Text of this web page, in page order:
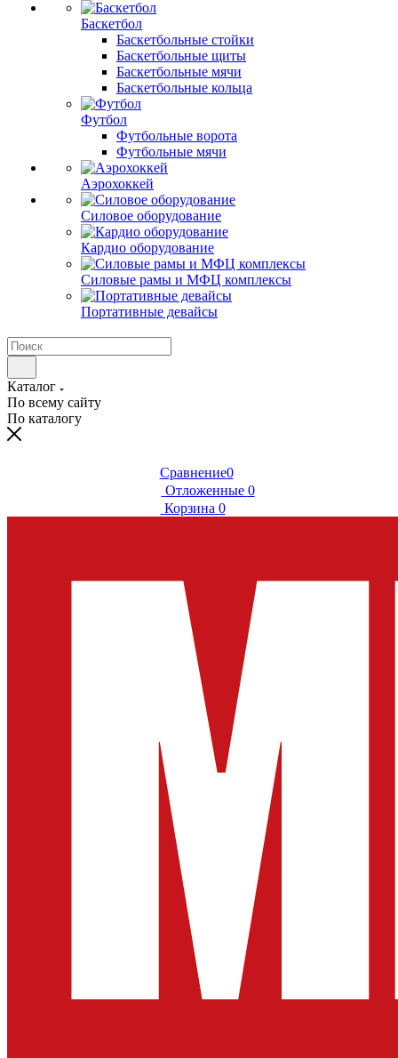
Баскетбол
Баскетбольные стойки
Баскетбольные щиты
Баскетбольные мячи
Баскетбольные кольца
Футбол
Футбольные ворота
Футбольные мячи
Аэрохоккей
Силовое оборудование
Кардио оборудование
Силовые рамы и МФЦ комплексы
Портативные девайсы
Каталог
По всему сайту
По каталогу
Сравнение0
Отложенные 0
Корзина 0